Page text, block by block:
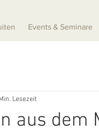
Events & Seminare
aus dem
Lesezeit